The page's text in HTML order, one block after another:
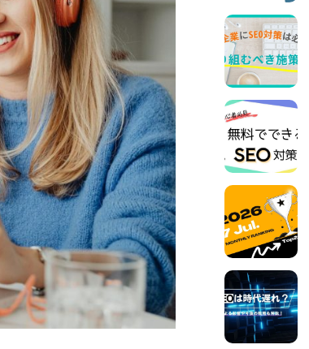
DOCUMENT
お役立ち資料
お問い合わせ
『SUNGROVE』について
広告掲載に関する規約
プライバシーポリシー